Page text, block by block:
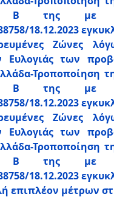
Β της με
18.12.2023
Ζώνες
Ευλογιάς των
Τροποποίηση
Β της με
18.12.2023
Ζώνες
Ευλογιάς των
Τροποποίηση
Β της με
18.12.2023
επιπλέον μέτρων